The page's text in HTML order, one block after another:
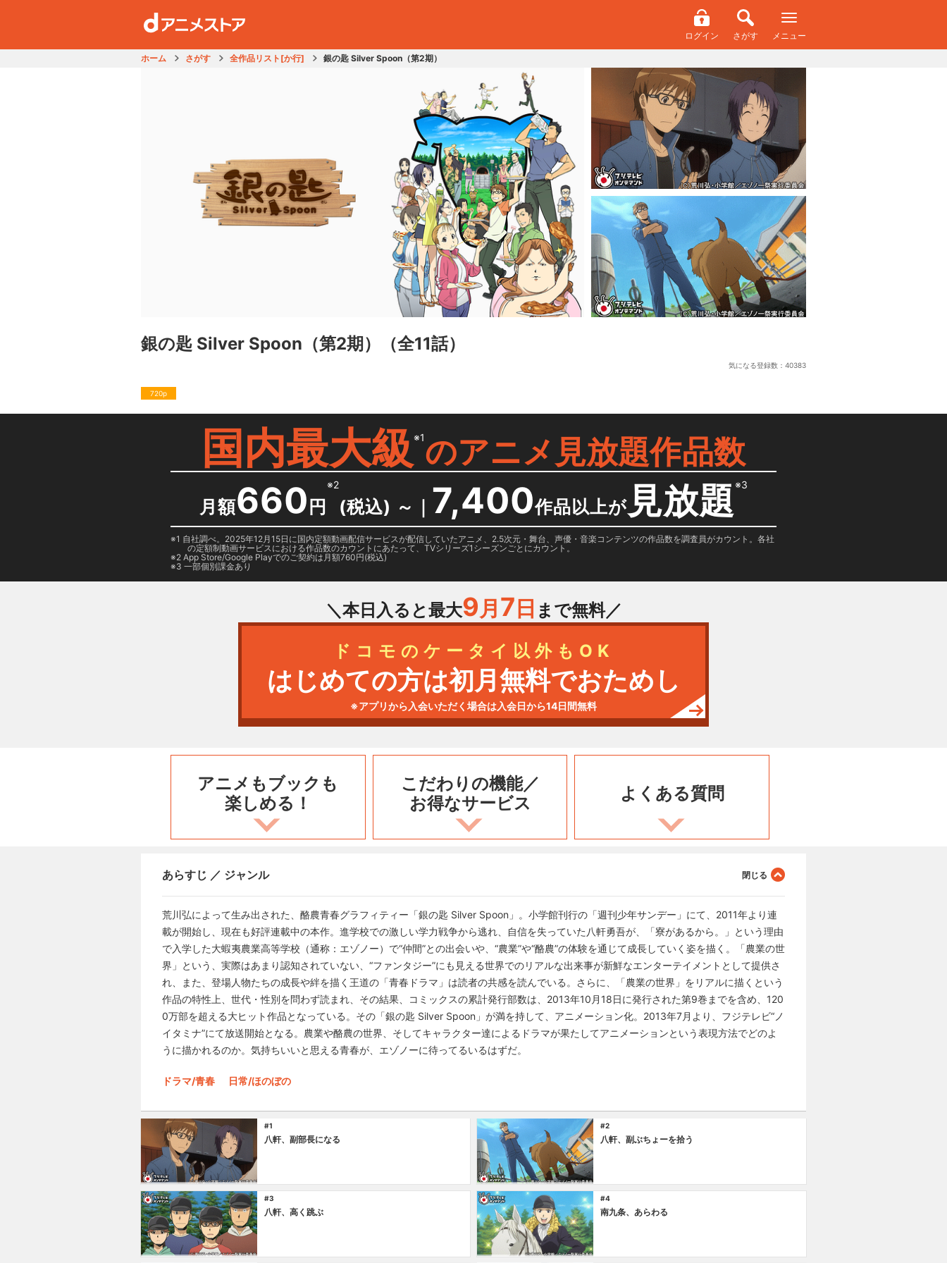
ログイン さがす メニュー
ホーム さがす 全作品リスト[か行] 銀の匙 Silver Spoon（第2期）
銀の匙 Silver Spoon（第2期） （全11話）
気になる登録数： 40383
720p
国内最大級 ※1のアニメ見放題作品数
月額660 円
※2
(税込) ～ ｜ 7,400作品以上が 見放題※3
1 自社調べ。2025年12月15日に国内定額動画配信サービスが配信していたアニメ、2.5次元・舞台、声優・音楽コンテンツの作品数を調査員がカウント。各社
の定額制動画サービスにおける作品数のカウントにあたって、TVシリーズ1シーズンごとにカウント。
2 App Store/Google Playでのご契約は月額760円(税込)
3 一部個別課金あり
＼本日入ると最大9月 7 日 まで無料／
ドコモのケータイ以外もOK
はじめての方は初月無料でおためし
※アプリから入会いただく場合は入会日から14日間無料
アニメもブックも
楽しめる！
こだわりの機能／
お得なサービス
よくある質問
あらすじ ／ ジャンル
荒川弘によって生み出された、酪農青春グラフィティー「銀の匙 Silver Spoon」。小学館刊行の「週刊少年サンデー」にて、2011年より連
載が開始し、現在も好評連載中の本作。進学校での激しい学力戦争から逃れ、自信を失っていた八軒勇吾が、「寮があるから。」という理由
で入学した大蝦夷農業高等学校（通称：エゾノー）で“仲間”との出会いや、“農業”や“酪農”の体験を通じて成長していく姿を描く。「農業の世
界」という、実際はあまり認知されていない、“ファンタジー”にも見える世界でのリアルな出来事が新鮮なエンターテイメントとして提供さ
れ、また、登場人物たちの成長や絆を描く王道の「青春ドラマ」は読者の共感を読んでいる。さらに、「農業の世界」をリアルに描くという
作品の特性上、世代・性別を問わず読まれ、その結果、コミックスの累計発行部数は、2013年10月18日に発行された第9巻までを含め、120
0万部を超える大ヒット作品となっている。その「銀の匙 Silver Spoon」が満を持して、アニメーション化。2013年7月より、フジテレビ“ノ
イタミナ”にて放送開始となる。農業や酪農の世界、そしてキャラクター達によるドラマが果たしてアニメーションという表現方法でどのよ
うに描かれるのか。気持ちいいと思える青春が、エゾノーに待ってるいるはずだ。
ドラマ/青春 日常/ほのぼの
#1
八軒、副部長になる
#2
八軒、副ぶちょーを拾う
#3
八軒、高く跳ぶ
#4
南九条、あらわる